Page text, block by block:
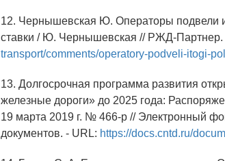
12. Чернышевская Ю. Операторы подвели
ставки / Ю. Чернышевская // РЖД-Партнер.
transport/comments/operatory-podveli-itogi-
13. Долгосрочная программа развития
железные дороги» до 2025 года:
19 марта 2019 г. № 466-р // Электронный
документов. - URL: https://docs.cntd.ru/